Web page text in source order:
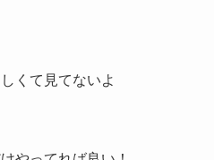
くて見てないよ